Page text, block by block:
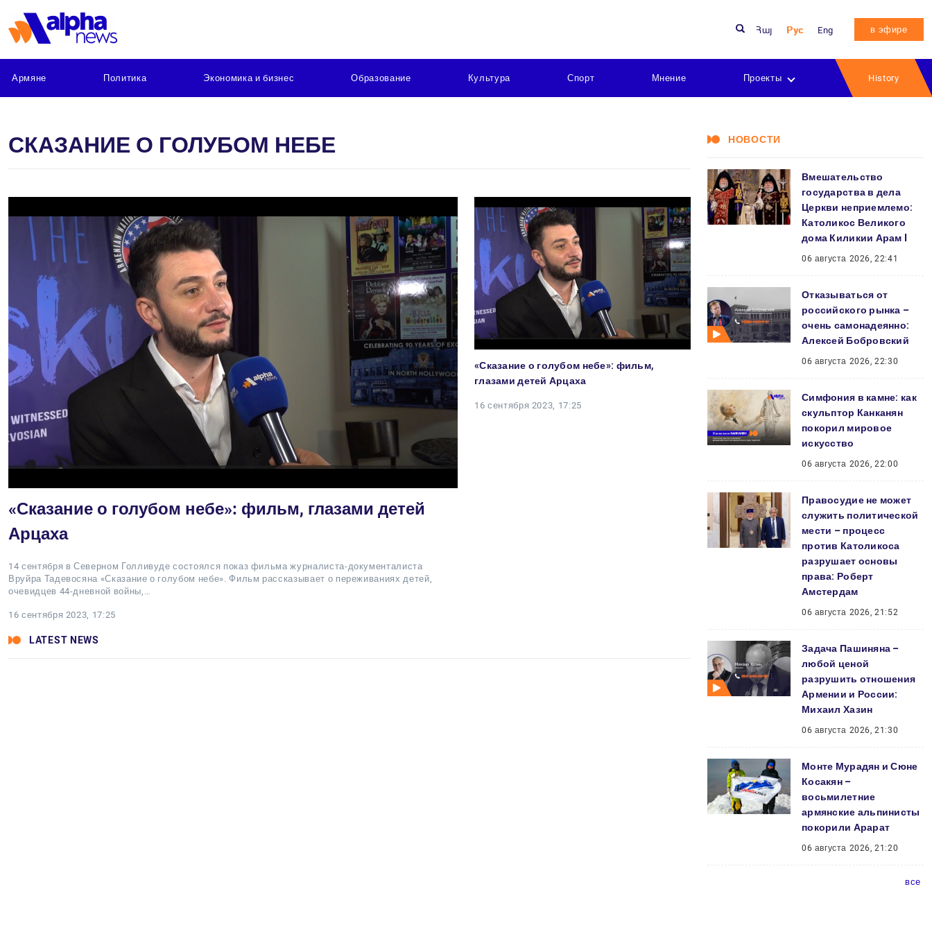
Հայ Рус Eng в эфире
Армяне Политика Экономика и бизнес Образование Культура Спорт Мнение Проекты History
СКАЗАНИЕ О ГОЛУБОМ НЕБЕ
«Сказание о голубом небе»: фильм, глазами детей
Арцаха
14 сентября в Северном Голливуде состоялся показ фильма журналиста-документалиста
Вруйра Тадевосяна «Сказание о голубом небе». Фильм рассказывает о переживаниях детей,
очевидцев 44-дневной войны,…
16 сентября 2023, 17:25
«Сказание о голубом небе»: фильм,
глазами детей Арцаха
16 сентября 2023, 17:25
LATEST NEWS
НОВОСТИ
Вмешательство
государства в дела
Церкви неприемлемо:
Католикос Великого
дома Киликии Арам I
06 августа 2026, 22:41
Отказываться от
российского рынка –
очень самонадеянно:
Алексей Бобровский
06 августа 2026, 22:30
Симфония в камне: как
скульптор Канканян
покорил мировое
искусство
06 августа 2026, 22:00
Правосудие не может
служить политической
мести – процесс
против Католикоса
разрушает основы
права: Роберт
Амстердам
06 августа 2026, 21:52
Задача Пашиняна –
любой ценой
разрушить отношения
Армении и России:
Михаил Хазин
06 августа 2026, 21:30
Монте Мурадян и Сюне
Косакян –
восьмилетние
армянские альпинисты
покорили Арарат
06 августа 2026, 21:20
все